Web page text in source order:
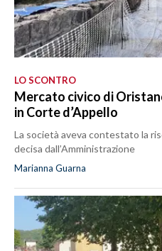
LO SCONTRO
Mercato civico di
in Corte d’Appello
La società aveva contestato la
decisa dall’Amministrazione
Marianna Guarna